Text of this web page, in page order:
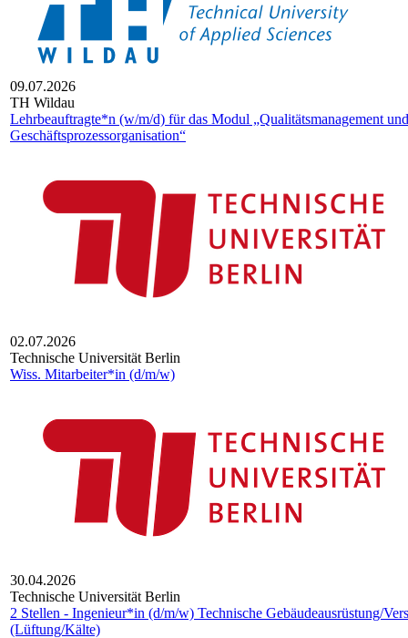
09.07.2026
TH Wildau
Lehrbeauftragte*n (w/m/d) für das Modul „Qualitätsmanagement und
Geschäftsprozessorganisation“
02.07.2026
Technische Universität Berlin
Wiss. Mit­ar­bei­ter*in (d/m/w)
30.04.2026
Technische Universität Berlin
2 Stellen - Ingenieur*in (d/m/w) Technische Gebäudeausrüstung/
(Lüftung/Kälte)